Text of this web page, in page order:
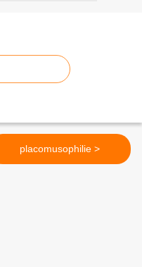
placomusophilie >